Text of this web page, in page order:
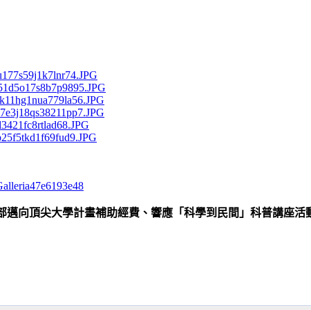
邁向頂尖大學計畫補助經費、響應「科學到民間」科普講座活